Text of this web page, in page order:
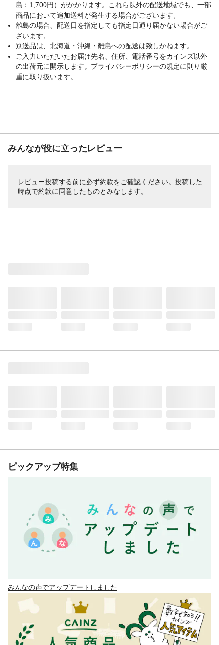
島：1,700円）がかかります。これら以外の配送地域でも、一部
商品において追加送料が発生する場合がございます。
離島の場合、配送日を指定しても指定日通り届かない場合がご
ざいます。
別送品は、北海道・沖縄・離島への配送は致しかねます。
ご入力いただいたお届け先名、住所、電話番号をカインズ以外
の出荷元に開示します。プライバシーポリシーの規定に則り厳
重に取り扱います。
みんなが役に立ったレビュー
レビュー投稿する前に必ず約款をご確認ください。投稿した
時点で約款に同意したものとみなします。
ピックアップ特集
みんなの声でアップデートしました